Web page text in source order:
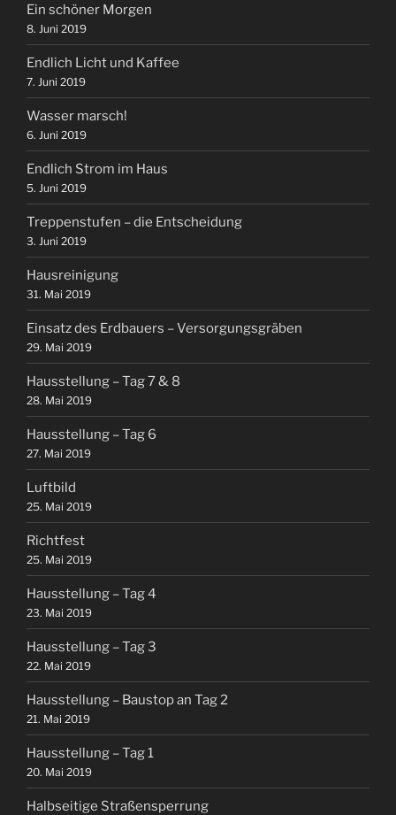
Ein schöner Morgen
8. Juni 2019
Endlich Licht und Kaffee
7. Juni 2019
Wasser marsch!
6. Juni 2019
Endlich Strom im Haus
5. Juni 2019
Treppenstufen – die Entscheidung
3. Juni 2019
Hausreinigung
31. Mai 2019
Einsatz des Erdbauers – Versorgungsgräben
29. Mai 2019
Hausstellung – Tag 7 & 8
28. Mai 2019
Hausstellung – Tag 6
27. Mai 2019
Luftbild
25. Mai 2019
Richtfest
25. Mai 2019
Hausstellung – Tag 4
23. Mai 2019
Hausstellung – Tag 3
22. Mai 2019
Hausstellung – Baustop an Tag 2
21. Mai 2019
Hausstellung – Tag 1
20. Mai 2019
Halbseitige Straßensperrung